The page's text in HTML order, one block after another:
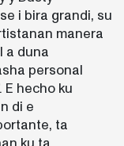
i bira grandi, su
manera
a duna
personal
E hecho ku
di e
ta